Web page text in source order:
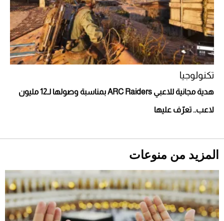
أحذية Mary Jane: ترف وأناقة للرجال
تكنولوجيا
هدية مجانية للاعبي ARC Raiders بمناسبة وصولها لـ12 مليون
لاعب.. تعرّف عليها
المزيد من منوعات